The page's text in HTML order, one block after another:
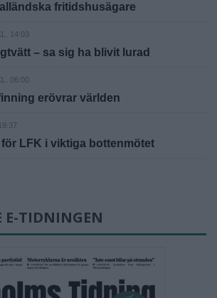
fritidshusägare
14:03
– sa sig ha blivit lurad
06:00
erövrar världen
LFK i viktiga bottenmötet
E-TIDNINGEN